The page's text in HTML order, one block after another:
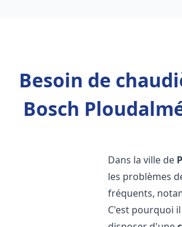
Besoin de
Bosch
Dans la ville de
les problèmes
fréquents,
C'est pourquoi